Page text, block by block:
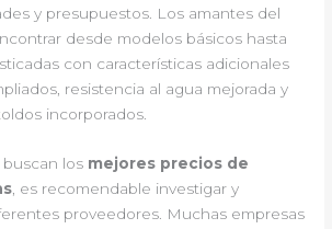
y presupuestos. Los amantes del
desde modelos básicos hasta
con características adicionales
resistencia al agua mejorada y
incorporados.
los mejores precios de
, es recomendable investigar y
proveedores. Muchas empresas